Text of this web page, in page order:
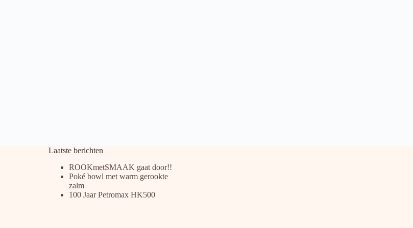
Laatste berichten
ROOKmetSMAAK gaat door!!
Poké bowl met warm gerookte
zalm
100 Jaar Petromax HK500